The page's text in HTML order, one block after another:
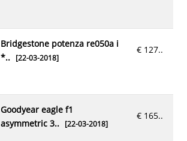
€ 127..
bridgestone potenza re050a i
*..[22-03-2018]
€ 165..
goodyear eagle f1
asymmetric 3..[22-03-2018]